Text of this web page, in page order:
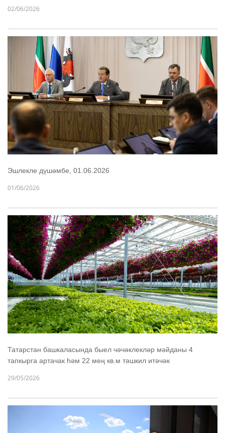
02/06/2026
Эшлекле дүшәмбе, 01.06.2026
01/06/2026
Татарстан башкаласында быел чәчәклекләр мәйданы 4
тапкырга артачак һәм 22 мең кв.м тәшкил итәчәк
29/05/2026